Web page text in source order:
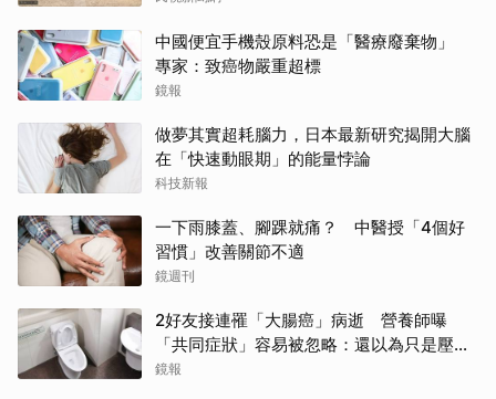
中國便宜手機殼原料恐是「醫療廢棄物」
專家：致癌物嚴重超標
鏡報
做夢其實超耗腦力，日本最新研究揭開大腦
在「快速動眼期」的能量悖論
科技新報
一下雨膝蓋、腳踝就痛？ 中醫授「4個好
習慣」改善關節不適
鏡週刊
2好友接連罹「大腸癌」病逝 營養師曝
「共同症狀」容易被忽略：還以為只是壓力
大
鏡報